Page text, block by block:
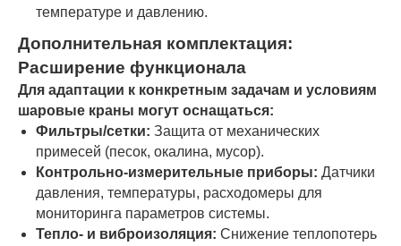
температуре и давлению.
Дополнительная комплектация:
Расширение функционала
Для адаптации к конкретным задачам и условиям
шаровые краны могут оснащаться:
Фильтры/сетки: Защита от механических
примесей (песок, окалина, мусор).
Контрольно-измерительные приборы: Датчики
давления, температуры, расходомеры для
мониторинга параметров системы.
Тепло- и виброизоляция: Снижение теплопотерь